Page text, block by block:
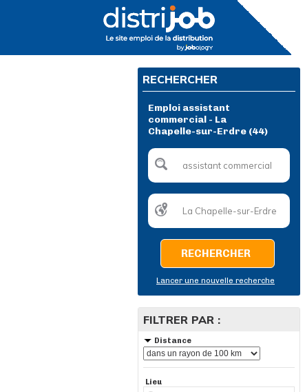
RECHERCHER
Emploi assistant
commercial - La
Chapelle-sur-Erdre (44)
RECHERCHER
Lancer une nouvelle recherche
FILTRER PAR :
Distance
Lieu